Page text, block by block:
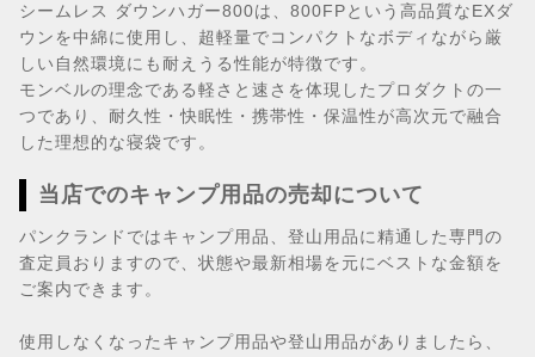
シームレス ダウンハガー800は、800FPという高品質なEXダ
ウンを中綿に使用し、超軽量でコンパクトなボディながら厳
しい自然環境にも耐えうる性能が特徴です。
モンベルの理念である軽さと速さを体現したプロダクトの一
つであり、耐久性・快眠性・携帯性・保温性が高次元で融合
した理想的な寝袋です。
当店でのキャンプ用品の売却について
パンクランドではキャンプ用品、登山用品に精通した専門の
査定員おりますので、状態や最新相場を元にベストな金額を
ご案内できます。
使用しなくなったキャンプ用品や登山用品がありましたら、